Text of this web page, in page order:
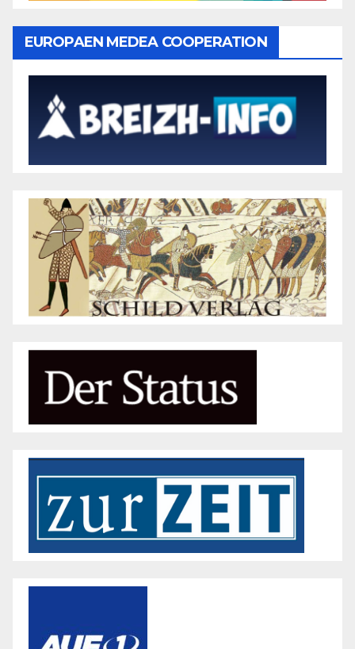
EUROPAEN MEDEA COOPERATION